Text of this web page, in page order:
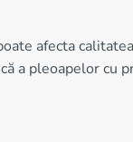
afecta
a pleoapelor cu